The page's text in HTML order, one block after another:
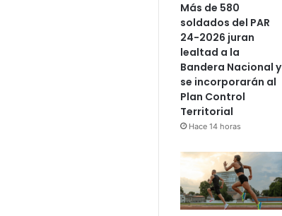
Más de 580
soldados del PAR
24-2026 juran
lealtad a la
Bandera Nacional y
se incorporarán al
Plan Control
Territorial
Hace 14 horas